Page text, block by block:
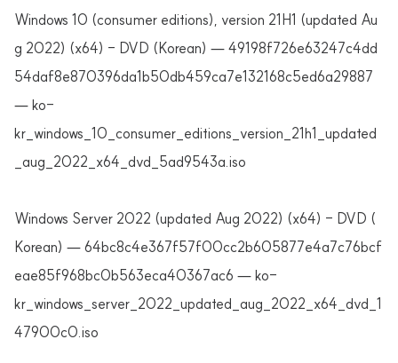
Windows 10 (consumer editions), version 21H1 (updated Au
g 2022) (x64) - DVD (Korean) — 49198f726e63247c4dd
54daf8e870396da1b50db459ca7e132168c5ed6a29887
— ko-
kr_windows_10_consumer_editions_version_21h1_updated
_aug_2022_x64_dvd_5ad9543a.iso
Windows Server 2022 (updated Aug 2022) (x64) - DVD (
Korean) — 64bc8c4e367f57f00cc2b605877e4a7c76bcf
eae85f968bc0b563eca40367ac6 — ko-
kr_windows_server_2022_updated_aug_2022_x64_dvd_1
47900c0.iso